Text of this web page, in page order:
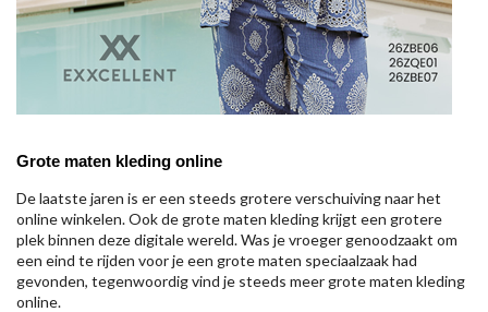
Grote maten kleding online
De laatste jaren is er een steeds grotere verschuiving naar het
online winkelen. Ook de grote maten kleding krijgt een grotere
plek binnen deze digitale wereld. Was je vroeger genoodzaakt om
een eind te rijden voor je een grote maten speciaalzaak had
gevonden, tegenwoordig vind je steeds meer grote maten kleding
online.